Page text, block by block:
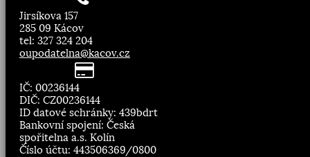
Jirsíkova 157
285 09 Kácov
tel: 327 324 204
oupodatelna@kacov.cz
IČ: 00236144
DIČ: CZ00236144
ID datové schránky: 439bdrt
Bankovní spojení: Česká
spořitelna a.s. Kolín
Číslo účtu: 443506369/0800